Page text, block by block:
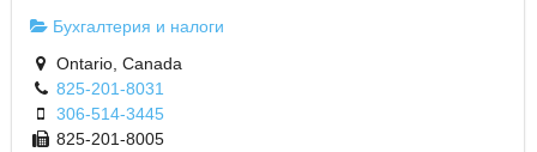
Бухгалтерия и налоги
Ontario, Canada
825-201-8031
306-514-3445
825-201-8005